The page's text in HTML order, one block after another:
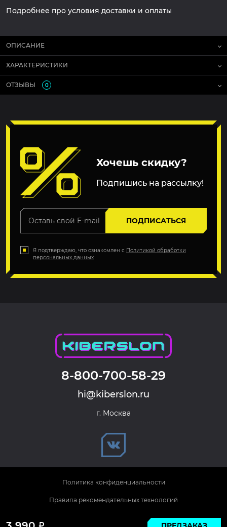
Подробнее про условия доставки и оплаты
Р
ОПИСАНИЕ
ХАРАКТЕРИСТИКИ
ОТЗЫВЫ 0
Хочешь скидку?
Подпишись на рассылку!
ПОДПИСАТЬСЯ
Я подтверждаю, что ознакомлен с Политикой обработки
персональных данных
8-800-700-58-29
hi@kiberslon.ru
г. Москва
© 2026 KIBERSLON. Все права защищены.
Политика конфиденциальности
Правила рекомендательных технологий